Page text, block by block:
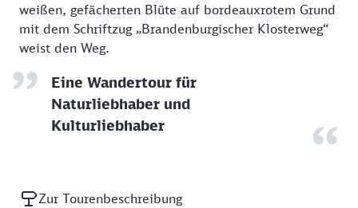
weißen, gefächerten Blüte auf bordeauxrotem Grund
mit dem Schriftzug „Brandenburgischer Klosterweg“
weist den Weg.
Eine Wandertour für
Naturliebhaber und
Kulturliebhaber
Zur Tourenbeschreibung